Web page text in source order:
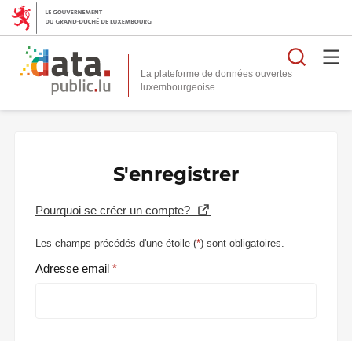
La plateforme de données ouvertes
S'enregistrer
Pourquoi se créer un compte?
Les champs précédés d'une étoile (*) sont obligatoires.
Adresse email